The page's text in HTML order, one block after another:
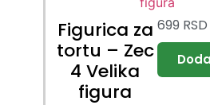
Figurica za
tortu – Zec
4 Velika
figura
699 RSD